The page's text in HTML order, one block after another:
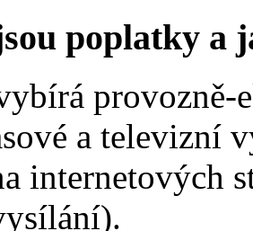
poplatky a
provozně-
a televizní
internetových